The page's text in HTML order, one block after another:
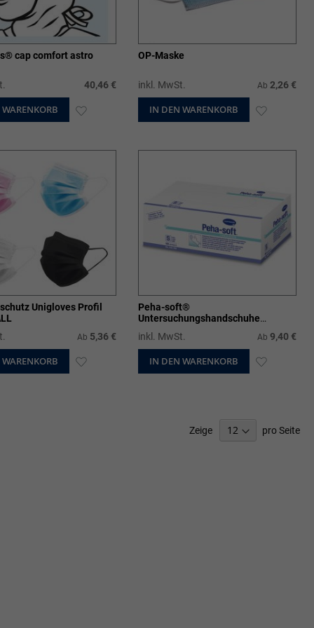
cap comfort astro
40,46 €
OP-Maske
inkl. MwSt. Ab 2,26 €
IN DEN WARENKORB
Unigloves Profil
Ab 5,36 €
Peha-soft®
Untersuchungshandschuhe
inkl. MwSt. Ab 9,40 €
IN DEN WARENKORB
Zeige pro Seite